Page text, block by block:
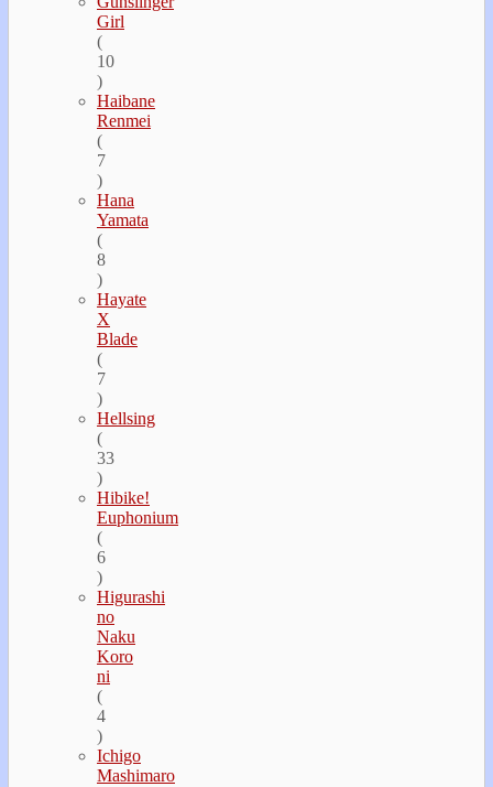
Girl
(
10
)
Haibane
Renmei
(
7
)
Hana
Yamata
(
8
)
Hayate
Х
Blade
(
7
)
Hellsing
(
33
)
Hibike!
Euphonium
(
6
)
Higurashi
no
Naku
Koro
ni
(
4
)
Ichigo
Mashimaro